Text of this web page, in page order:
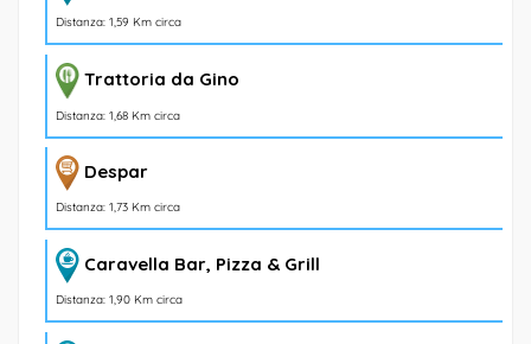
Distanza: 1,59 Km circa
Trattoria da Gino
Distanza: 1,68 Km circa
Despar
Distanza: 1,73 Km circa
Caravella Bar, Pizza & Grill
Distanza: 1,90 Km circa